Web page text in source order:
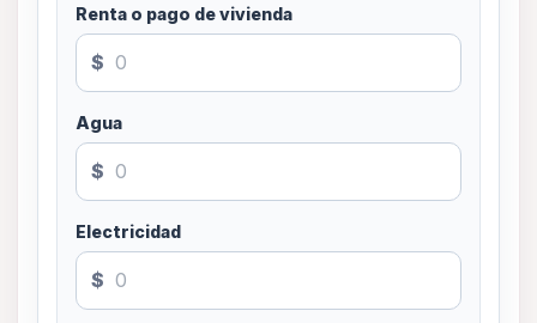
Renta o pago de vivienda
$
Agua
$
Electricidad
$